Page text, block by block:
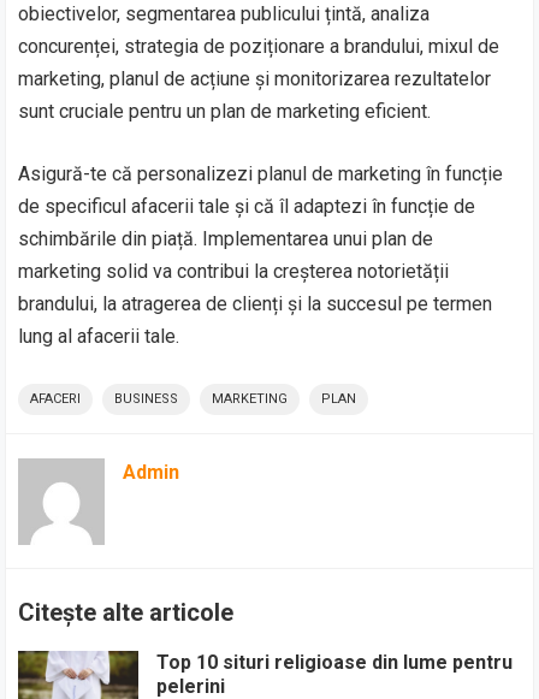
obiectivelor, segmentarea publicului țintă, analiza
concurenței, strategia de poziționare a brandului, mixul de
marketing, planul de acțiune și monitorizarea rezultatelor
sunt cruciale pentru un plan de marketing eficient.
Asigură-te că personalizezi planul de marketing în funcție
de specificul afacerii tale și că îl adaptezi în funcție de
schimbările din piață. Implementarea unui plan de
marketing solid va contribui la creșterea notorietății
brandului, la atragerea de clienți și la succesul pe termen
lung al afacerii tale.
AFACERI BUSINESS MARKETING PLAN
Admin
Citește alte articole
Top 10 situri religioase din lume pentru
pelerini